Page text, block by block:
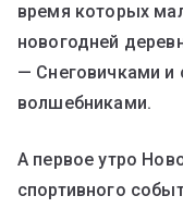
время которых
новогодней
— Снеговичками и
волшебниками.
А первое утро
спортивного